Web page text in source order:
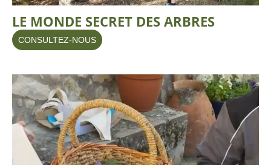
LE MONDE SECRET DES ARBRES
CONSULTEZ-NOUS